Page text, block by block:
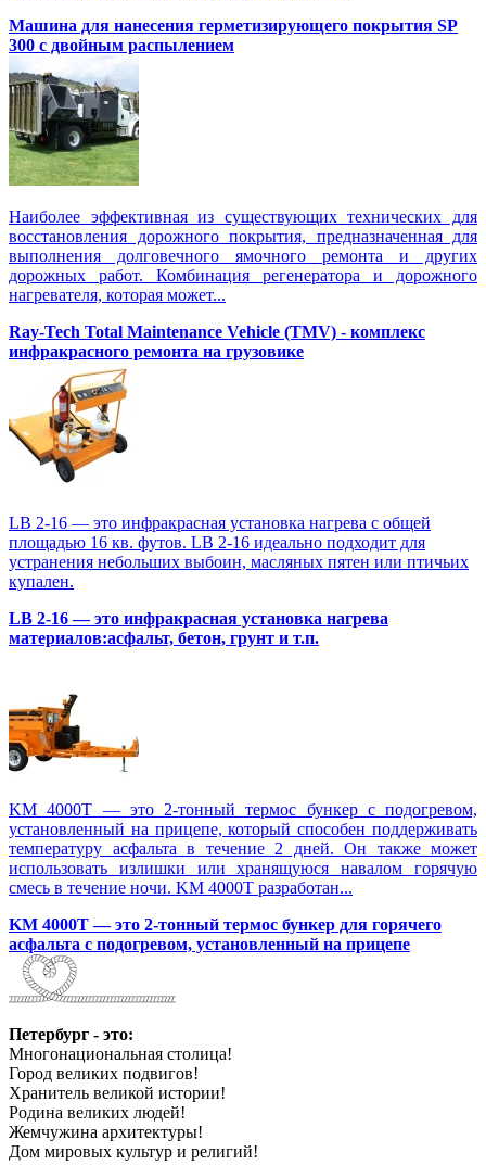
Машина для нанесения герметизирующего покрытия SP
300 с двойным распылением
Наиболее эффективная из существующих технических для
восстановления дорожного покрытия, предназначенная для
выполнения долговечного ямочного ремонта и других
дорожных работ. Комбинация регенератора и дорожного
нагревателя, которая может...
Ray-Tech Total Maintenance Vehicle (TMV) - комплекс
инфракрасного ремонта на грузовике
LB 2-16 — это инфракрасная установка нагрева с общей
площадью 16 кв. футов. LB 2-16 идеально подходит для
устранения небольших выбоин, масляных пятен или птичьих
купален.
LB 2-16 — это инфракрасная установка нагрева
материалов:асфальт, бетон, грунт и т.п.
KM 4000T — это 2-тонный термос бункер с подогревом,
установленный на прицепе, который способен поддерживать
температуру асфальта в течение 2 дней. Он также может
использовать излишки или хранящуюся навалом горячую
смесь в течение ночи. KM 4000T разработан...
KM 4000T — это 2-тонный термос бункер для горячего
асфальта с подогревом, установленный на прицепе
Петербург - это:
Многонациональная столица!
Город великих подвигов!
Хранитель великой истории!
Родина великих людей!
Жемчужина архитектуры!
Дом мировых культур и религий!